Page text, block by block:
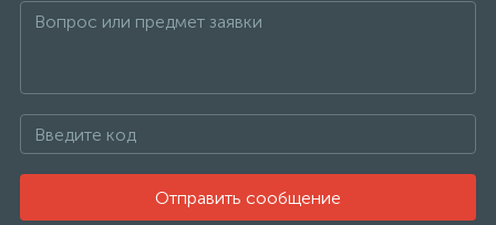
Отправить сообщение